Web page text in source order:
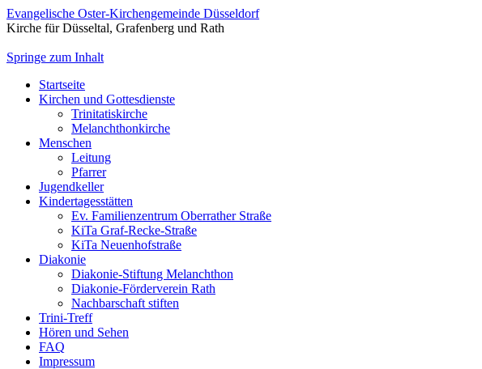
Evangelische Oster-Kirchengemeinde Düsseldorf
Kirche für Düsseltal, Grafenberg und Rath
Springe zum Inhalt
Startseite
Kirchen und Gottesdienste
Trinitatiskirche
Melanchthonkirche
Menschen
Leitung
Pfarrer
Jugendkeller
Kindertagesstätten
Ev. Familienzentrum Oberrather Straße
KiTa Graf-Recke-Straße
KiTa Neuenhofstraße
Diakonie
Diakonie-Stiftung Melanchthon
Diakonie-Förderverein Rath
Nachbarschaft stiften
Trini-Treff
Hören und Sehen
FAQ
Impressum